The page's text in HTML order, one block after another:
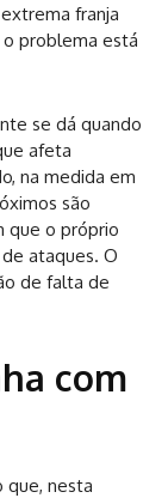
franja
problema está
se dá quando
afeta
na medida em
são
que o próprio
ataques. O
de falta de
com
que, nesta